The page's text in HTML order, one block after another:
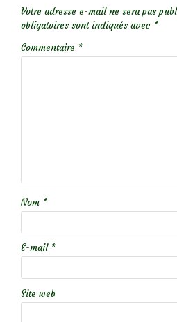
Votre adresse e-mail ne sera pas
obligatoires sont indiqués avec *
Commentaire *
Nom *
E-mail *
Site web